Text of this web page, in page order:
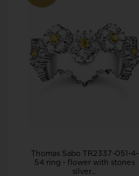
Thomas Sabo TR2337-051-4-
54 ring - flower with stones
silver...